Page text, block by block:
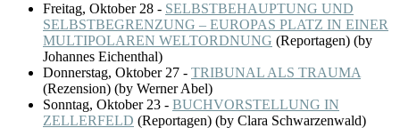
Freitag, Oktober 28 - SELBSTBEHAUPTUNG UND
SELBSTBEGRENZUNG – EUROPAS PLATZ IN EINER
MULTIPOLAREN WELTORDNUNG (Reportagen) (by
Johannes Eichenthal)
Donnerstag, Oktober 27 - TRIBUNAL ALS TRAUMA
(Rezension) (by Werner Abel)
Sonntag, Oktober 23 - BUCHVORSTELLUNG IN
ZELLERFELD (Reportagen) (by Clara Schwarzenwald)